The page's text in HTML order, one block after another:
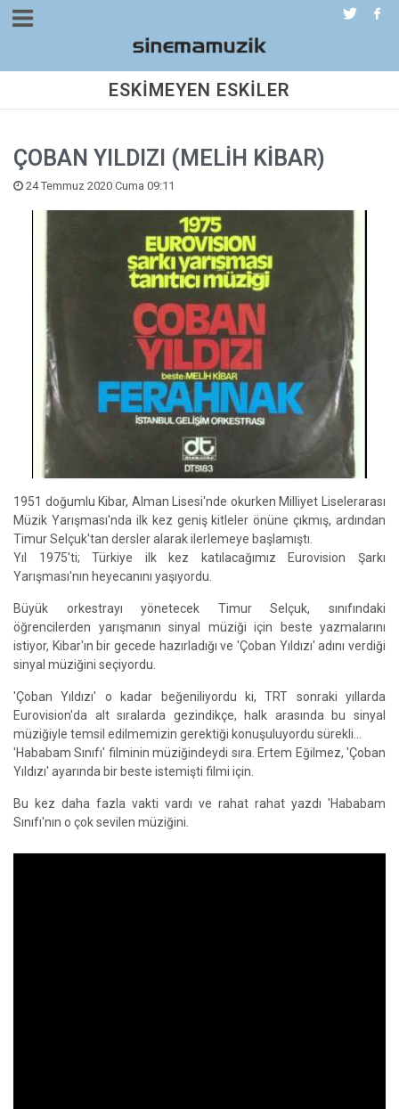
ESKİMEYEN ESKİLER
ÇOBAN YILDIZI (MELİH KİBAR)
24 Temmuz 2020 Cuma 09:11
1951 doğumlu Kibar, Alman Lisesi'nde okurken Milliyet Liselerarası
Müzik Yarışması'nda ilk kez geniş kitleler önüne çıkmış, ardından
Timur Selçuk'tan dersler alarak ilerlemeye başlamıştı.
Yıl 1975'ti; Türkiye ilk kez katılacağımız Eurovision Şarkı
Yarışması'nın heyecanını yaşıyordu.
Büyük orkestrayı yönetecek Timur Selçuk, sınıfındaki
öğrencilerden yarışmanın sinyal müziği için beste yazmalarını
istiyor, Kibar'ın bir gecede hazırladığı ve 'Çoban Yıldızı' adını verdiği
sinyal müziğini seçiyordu.
'Çoban Yıldızı' o kadar beğeniliyordu ki, TRT sonraki yıllarda
Eurovision'da alt sıralarda gezindikçe, halk arasında bu sinyal
müziğiyle temsil edilmemizin gerektiği konuşuluyordu sürekli...
'Hababam Sınıfı' filminin müziğindeydi sıra. Ertem Eğilmez, 'Çoban
Yıldızı' ayarında bir beste istemişti filmi için.
Bu kez daha fazla vakti vardı ve rahat rahat yazdı 'Hababam
Sınıfı'nın o çok sevilen müziğini.